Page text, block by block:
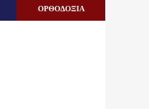
ΟΡΘΟΔΟΞΙΑ